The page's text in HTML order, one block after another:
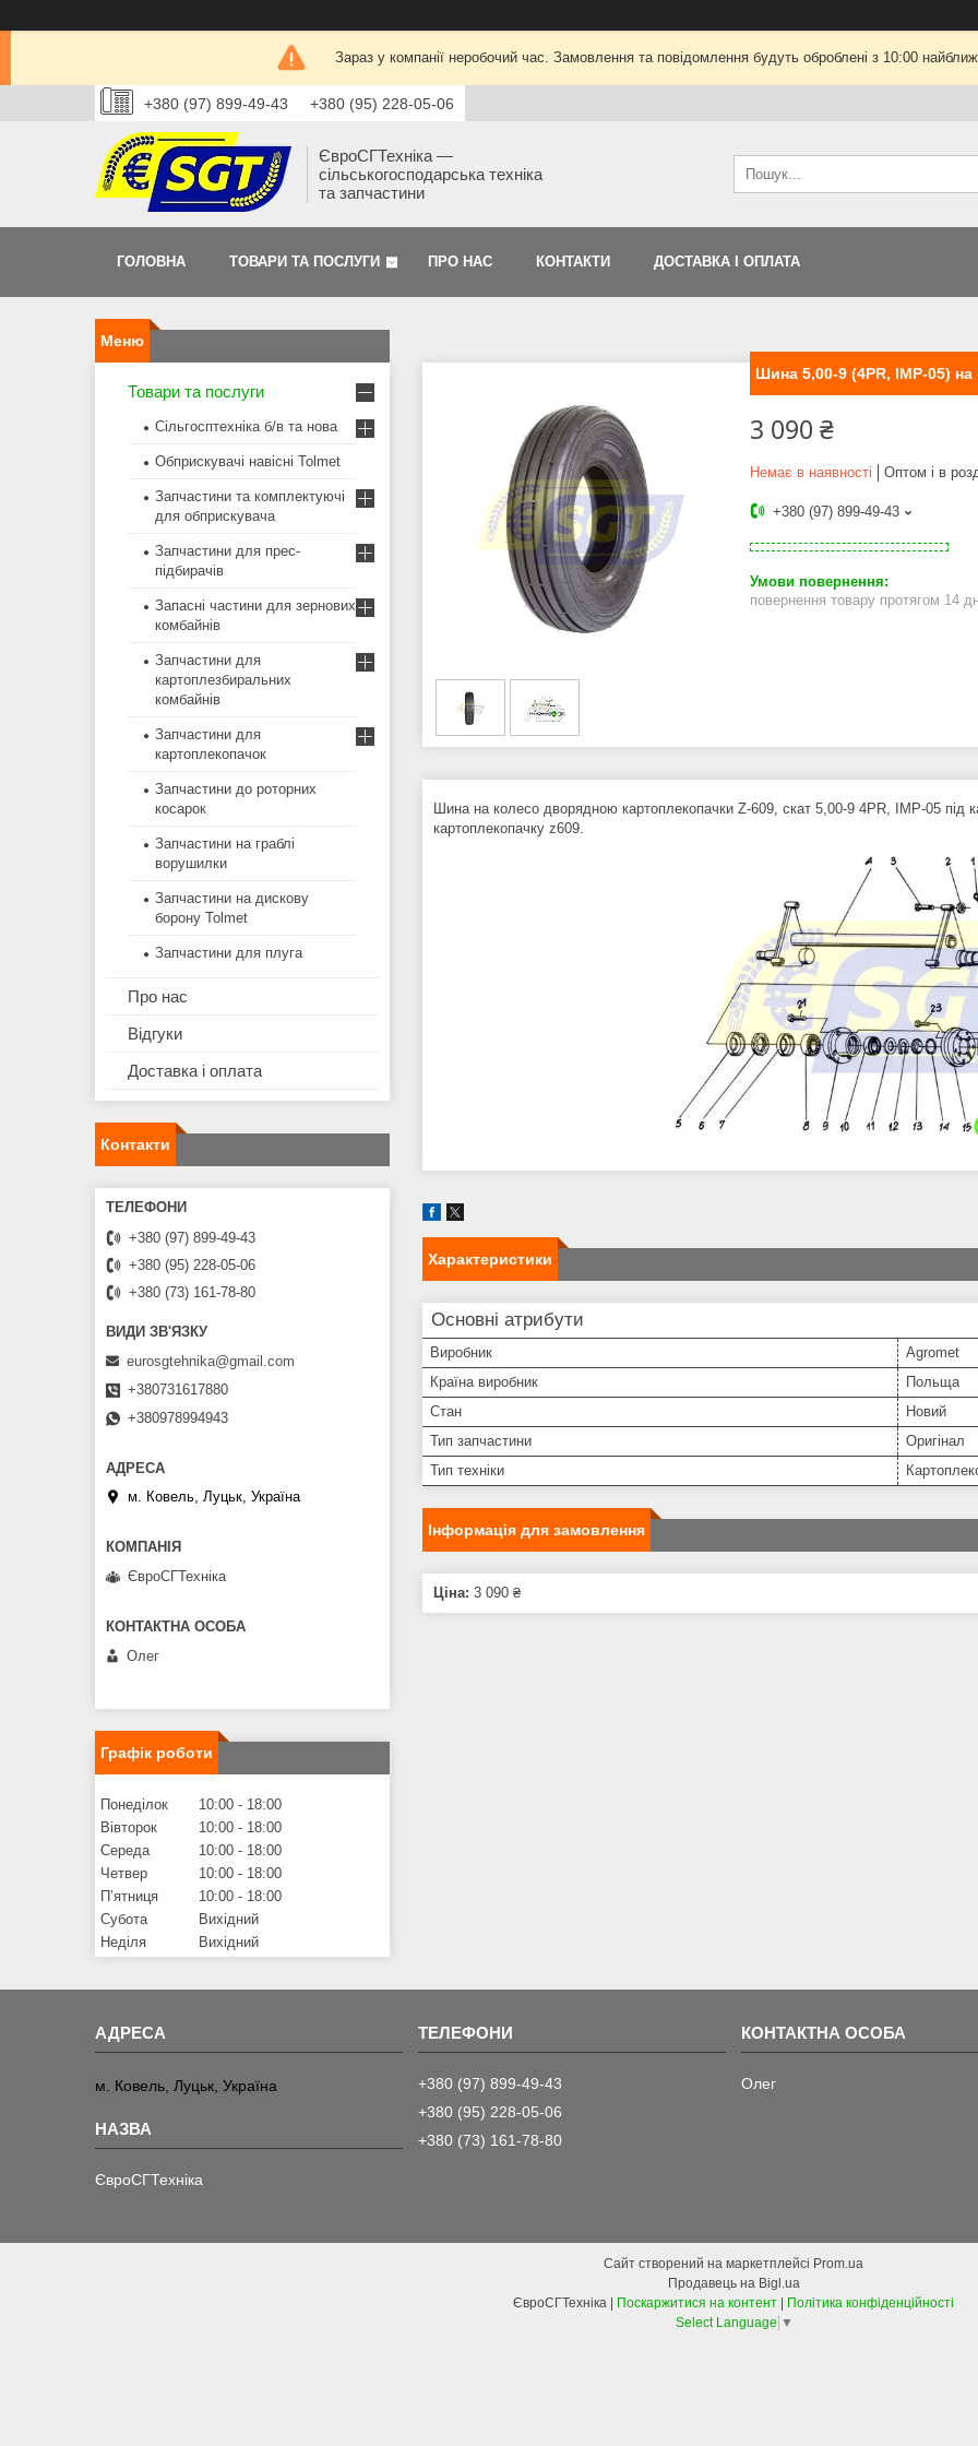
Зараз у компанії неробочий час. Замовлення та повідомлення будуть оброблені з 10:00
+380 (97) 899-49-43 +380 (95) 228-05-06
ЄвроСГТехніка —
сільськогосподарська техніка
та запчастини
ГОЛОВНА ТОВАРИ ТА ПОСЛУГИ ПРО НАС КОНТАКТИ ДОСТАВКА І ОПЛАТА
Шина 5,00-9 (4PR, IMP-05)
3 090 ₴
Немає в наявності Оптом і в
+380 (97) 899-49-43
повернення товару протягом 14
Шина на колесо дворядною картоплекопачки Z-609, скат 5,00-9 4PR, IMP-05 під
картоплекопачку z609.
Характеристики
Основні атрибути
Виробник
Agromet
Країна виробник
Польща
Стан
Новий
Тип запчастини
Оригінал
Тип техніки
Інформація для замовлення
Ціна: 3 090 ₴
Товари та послуги
Сільгосптехніка б/в та нова
Обприскувачі навісні Tolmet
Запчастини та комплектуючі
для обприскувача
Запчастини для прес-
підбирачів
Запасні частини для зернових
комбайнів
Запчастини для
картоплезбиральних
комбайнів
Запчастини для
картоплекопачок
Запчастини до роторних
косарок
Запчастини на граблі
ворушилки
Запчастини на дискову
борону Tolmet
Запчастини для плуга
Про нас
Відгуки
Доставка і оплата
Контакти
+380 (97) 899-49-43
+380 (95) 228-05-06
+380 (73) 161-78-80
eurosgtehnika@gmail.com
+380731617880
+380978994943
м. Ковель, Луцьк, Україна
ЄвроСГТехніка
Олег
Графік роботи
Понеділок 10:00
18:00
Вівторок
10:00
18:00
Середа
10:00
18:00
Четвер
10:00
18:00
Пʼятниця
10:00
18:00
Субота
Вихідний
Неділя
Вихідний
м. Ковель, Луцьк, Україна
ЄвроСГТехніка
+380 (97) 899-49-43
+380 (95) 228-05-06
+380 (73) 161-78-80
Олег
Сайт створений на маркетплейсі Prom.ua
Продавець на Bigl.ua
ЄвроСГТехніка | Поскаржитися на контент | Політика конфіденційності
Select Language ▼